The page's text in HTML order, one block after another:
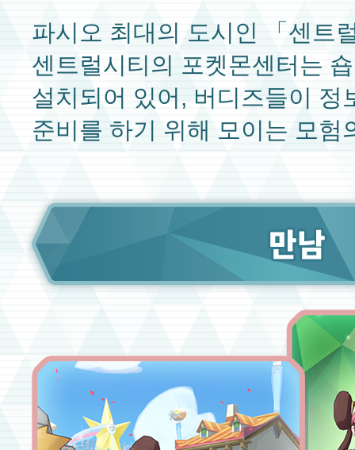
파시오 최대의 도시인 「센트
센트럴시티의 포켓몬센터는
설치되어 있어, 버디즈들이 정
준비를 하기 위해 모이는 모험